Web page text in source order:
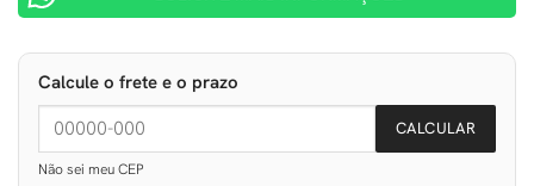
Calcule o frete e o prazo
CALCULAR
Não sei meu CEP